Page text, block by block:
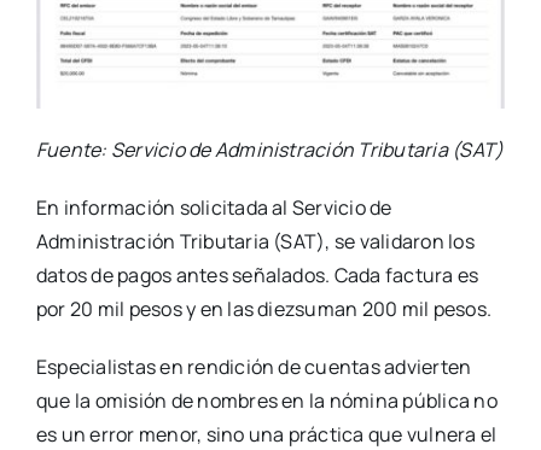
Fuente: Servicio de Administración Tributaria (SAT)
En información solicitada al Servicio de
Administración Tributaria (SAT), se validaron los
datos de pagos antes señalados. Cada factura es
por 20 mil pesos y en las diezsuman 200 mil pesos.
Especialistas en rendición de cuentas advierten
que la omisión de nombres en la nómina pública no
es un error menor, sino una práctica que vulnera el